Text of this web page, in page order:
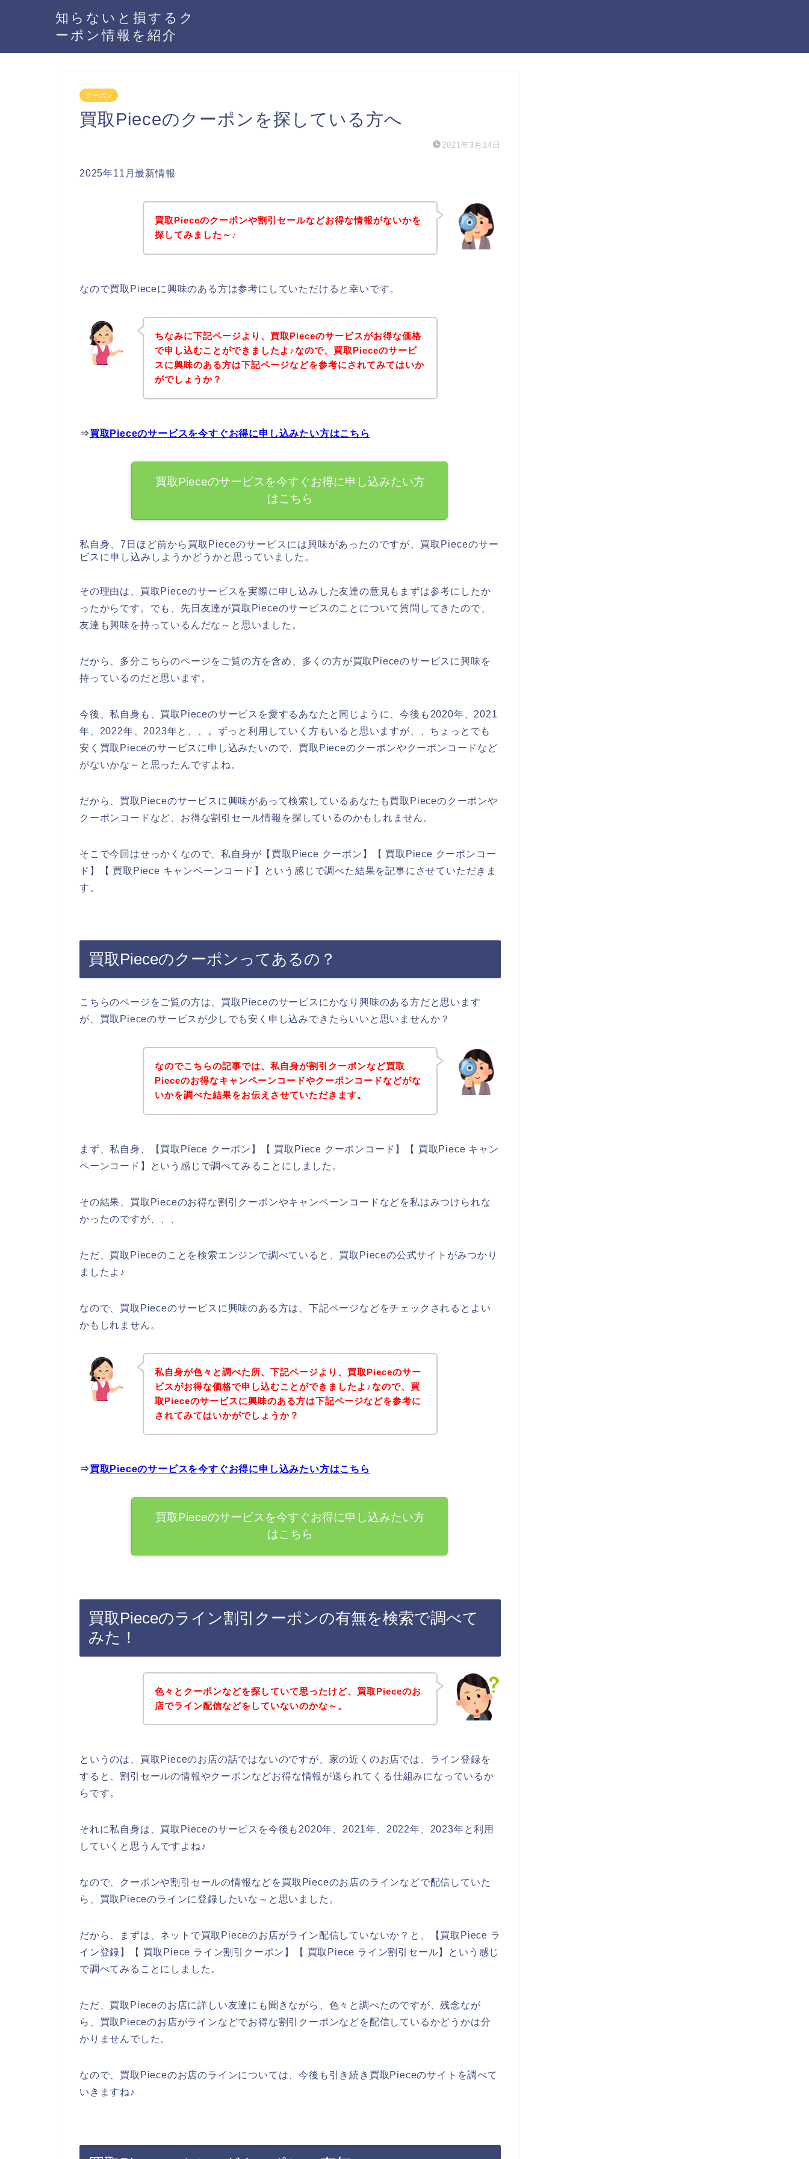
知らないと損するク
ーポン情報を紹介
クーポン
買取Pieceのクーポンを探している方へ
2021年3月14日
2025年11月最新情報
買取Pieceのクーポンや割引セールなどお得な情報がないかを
探してみました～♪
なので買取Pieceに興味のある方は参考にしていただけると幸いです。
ちなみに下記ページより、買取Pieceのサービスがお得な価格
で申し込むことができましたよ♪なので、買取Pieceのサービ
スに興味のある方は下記ページなどを参考にされてみてはいか
がでしょうか？
⇒買取Pieceのサービスを今すぐお得に申し込みたい方はこちら
買取Pieceのサービスを今すぐお得に申し込みたい方
はこちら
私自身、7日ほど前から買取Pieceのサービスには興味があったのですが、買取Pieceのサー
ビスに申し込みしようかどうかと思っていました。
その理由は、買取Pieceのサービスを実際に申し込みした友達の意見もまずは参考にしたか
ったからです。でも、先日友達が買取Pieceのサービスのことについて質問してきたので、
友達も興味を持っているんだな～と思いました。
だから、多分こちらのページをご覧の方を含め、多くの方が買取Pieceのサービスに興味を
持っているのだと思います。
今後、私自身も、買取Pieceのサービスを愛するあなたと同じように、今後も2020年、2021
年、2022年、2023年と、、。ずっと利用していく方もいると思いますが、、ちょっとでも
安く買取Pieceのサービスに申し込みたいので、買取Pieceのクーポンやクーポンコードなど
がないかな～と思ったんですよね。
だから、買取Pieceのサービスに興味があって検索しているあなたも買取Pieceのクーポンや
クーポンコードなど、お得な割引セール情報を探しているのかもしれません。
そこで今回はせっかくなので、私自身が【買取Piece クーポン】【 買取Piece クーポンコー
ド】【 買取Piece キャンペーンコード】という感じで調べた結果を記事にさせていただきま
す。
買取Pieceのクーポンってあるの？
こちらのページをご覧の方は、買取Pieceのサービスにかなり興味のある方だと思います
が、買取Pieceのサービスが少しでも安く申し込みできたらいいと思いませんか？
なのでこちらの記事では、私自身が割引クーポンなど買取
Pieceのお得なキャンペーンコードやクーポンコードなどがな
いかを調べた結果をお伝えさせていただきます。
まず、私自身、【買取Piece クーポン】【 買取Piece クーポンコード】【 買取Piece キャン
ペーンコード】という感じで調べてみることにしました。
その結果、買取Pieceのお得な割引クーポンやキャンペーンコードなどを私はみつけられな
かったのですが、、、
ただ、買取Pieceのことを検索エンジンで調べていると、買取Pieceの公式サイトがみつかり
ましたよ♪
なので、買取Pieceのサービスに興味のある方は、下記ページなどをチェックされるとよい
かもしれません。
私自身が色々と調べた所、下記ページより、買取Pieceのサー
ビスがお得な価格で申し込むことができましたよ♪なので、買
取Pieceのサービスに興味のある方は下記ページなどを参考に
されてみてはいかがでしょうか？
⇒買取Pieceのサービスを今すぐお得に申し込みたい方はこちら
買取Pieceのサービスを今すぐお得に申し込みたい方
はこちら
買取Pieceのライン割引クーポンの有無を検索で調べて
みた！
色々とクーポンなどを探していて思ったけど、買取Pieceのお
店でライン配信などをしていないのかな～。
というのは、買取Pieceのお店の話ではないのですが、家の近くのお店では、ライン登録を
すると、割引セールの情報やクーポンなどお得な情報が送られてくる仕組みになっているか
らです。
それに私自身は、買取Pieceのサービスを今後も2020年、2021年、2022年、2023年と利用
していくと思うんですよね♪
なので、クーポンや割引セールの情報などを買取Pieceのお店のラインなどで配信していた
ら、買取Pieceのラインに登録したいな～と思いました。
だから、まずは、ネットで買取Pieceのお店がライン配信していないか？と、【買取Piece ラ
イン登録】【 買取Piece ライン割引クーポン】【 買取Piece ライン割引セール】という感じ
で調べてみることにしました。
ただ、買取Pieceのお店に詳しい友達にも聞きながら、色々と調べたのですが、残念なが
ら、買取Pieceのお店がラインなどでお得な割引クーポンなどを配信しているかどうかは分
かりませんでした。
なので、買取Pieceのお店のラインについては、今後も引き続き買取Pieceのサイトを調べて
いきますね♪